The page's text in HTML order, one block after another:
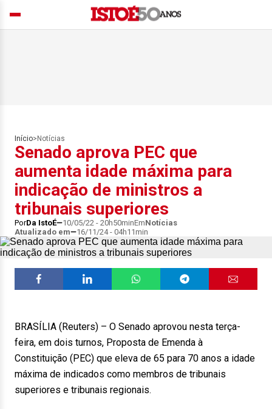
Início> Notícias
Senado aprova PEC que
aumenta idade máxima para
indicação de ministros a
tribunais superiores
PorDa IstoÉ 10/05/22 - 20h50minEmNotícias
Atualizado em
16/11/24 - 04h11min
BRASÍLIA (Reuters) – O Senado aprovou nesta terça-
feira, em dois turnos, Proposta de Emenda à
Constituição (PEC) que eleva de 65 para 70 anos a idade
máxima de indicados como membros de tribunais
superiores e tribunais regionais.